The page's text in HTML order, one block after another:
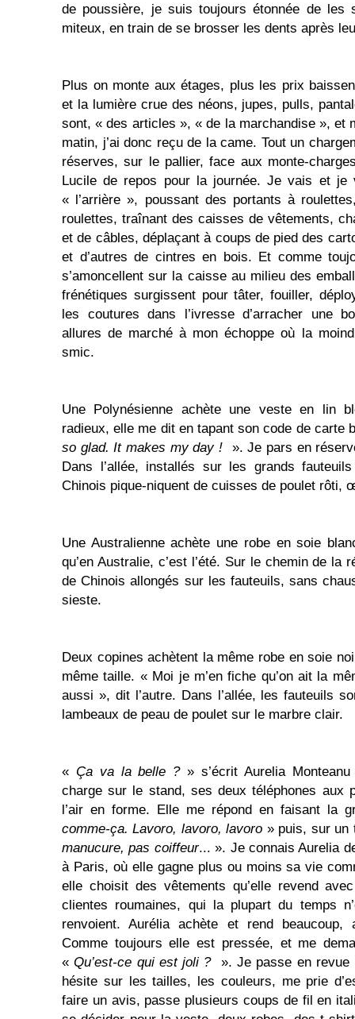
de poussière, je suis toujours étonnée de les
miteux, en train de se brosser les dents après
Plus on monte aux étages, plus les prix
et la lumière crue des néons, jupes, pulls,
sont, « des articles », « de la marchandise », et
matin, j’ai donc reçu de la came. Tout un
réserves, sur le pallier, face aux monte-
Lucile de repos pour la journée. Je vais et je
« l’arrière », poussant des portants à
roulettes, traînant des caisses de vêtements,
et de câbles, déplaçant à coups de pied des
et d’autres de cintres en bois. Et comme
s’amoncellent sur la caisse au milieu des
frénétiques surgissent pour tâter, fouiller,
les coutures dans l’ivresse d’arracher une
allures de marché à mon échoppe où la
smic.
Une Polynésienne achète une veste en lin
radieux, elle me dit en tapant son code de carte
so glad. It makes my day !
». Je pars en
Dans l’allée, installés sur les grands
Chinois pique-niquent de cuisses de poulet rôti,
Une Australienne achète une robe en soie
qu’en Australie, c’est l’été. Sur le chemin de la
de Chinois allongés sur les fauteuils, sans
sieste.
Deux copines achètent la même robe en soie
même taille. « Moi je m’en fiche qu’on ait la
aussi », dit l’autre. Dans l’allée, les fauteuils
lambeaux de peau de poulet sur le marbre clair.
« Ça va la belle ?» s’écrit Aurelia
charge sur le stand, ses deux téléphones aux
l’air en forme. Elle me répond en faisant la
comme-ça. Lavoro, lavoro, lavoro » puis, sur un
manucure, pas coiffeur... ». Je connais Aurelia
à Paris, où elle gagne plus ou moins sa vie
elle choisit des vêtements qu’elle revend
clientes roumaines, qui la plupart du temps
renvoient. Aurélia achète et rend beaucoup,
Comme toujours elle est pressée, et me
«Qu’est-ce qui est joli ?
». Je passe en revue
hésite sur les tailles, les couleurs, me prie
faire un avis, passe plusieurs coups de fil en